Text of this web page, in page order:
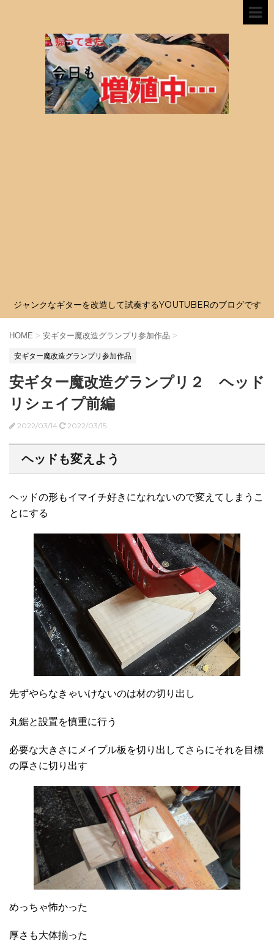
ジャンクなギターを改造して試奏するYOUTUBERのブログです
HOME > 安ギター魔改造グランプリ参加作品 >
安ギター魔改造グランプリ参加作品
安ギター魔改造グランプリ２ ヘッド
リシェイプ前編
2022/03/14 2022/03/15
ヘッドも変えよう
ヘッドの形もイマイチ好きになれないので変えてしまうこ
とにする
先ずやらなきゃいけないのは材の切り出し
丸鋸と設置を慎重に行う
必要な大きさにメイプル板を切り出してさらにそれを目標
の厚さに切り出す
めっちゃ怖かった
厚さも大体揃った